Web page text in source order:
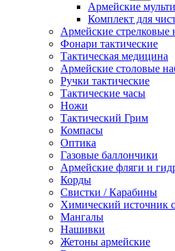
Армейские
Комплект для
Армейские стрелковые
Фонари тактические
Тактическая медицина
Армейские столовые
Ручки тактические
Тактические часы
Ножи
Тактический Грим
Компасы
Оптика
Газовые баллончики
Армейские фляги и
Корды
Свистки / Карабины
Химический источник
Мангалы
Нашивки
Жетоны армейские